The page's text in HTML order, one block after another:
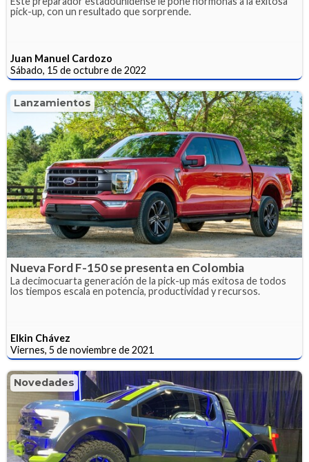
pick-up, con un resultado que sorprende.
Juan Manuel Cardozo
Sábado, 15 de octubre de 2022
Lanzamientos
Nueva Ford F-150 se presenta en Colombia
La decimocuarta generación de la pick-up más exitosa de todos
los tiempos escala en potencia, productividad y recursos.
Elkin Chávez
Viernes, 5 de noviembre de 2021
Novedades